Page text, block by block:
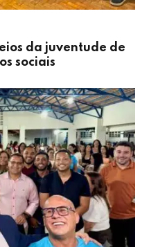
da juventude de
sociais